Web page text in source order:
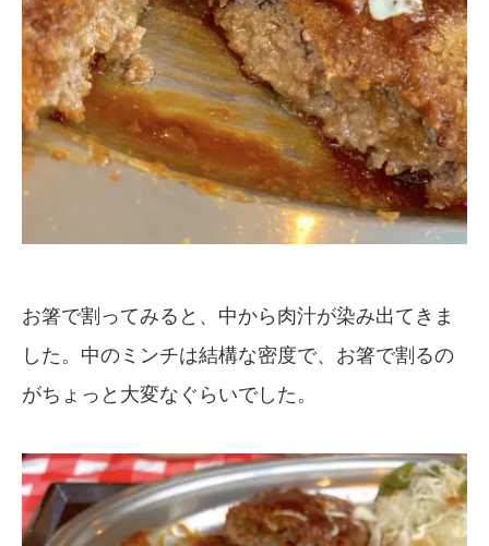
お箸で割ってみると、中から肉汁が染み出てきま
した。中のミンチは結構な密度で、お箸で割るの
がちょっと大変なぐらいでした。